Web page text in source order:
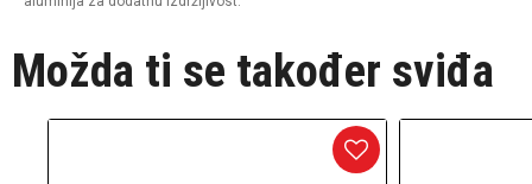
Možda ti se također sviđa